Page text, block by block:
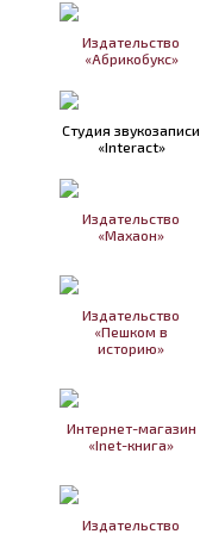
Издательство
«Абрикобукс»
Студия звукозаписи
«Interact»
Издательство
«Махаон»
Издательство
«Пешком в
историю»
Интернет-магазин
«Inet-книга»
Издательство